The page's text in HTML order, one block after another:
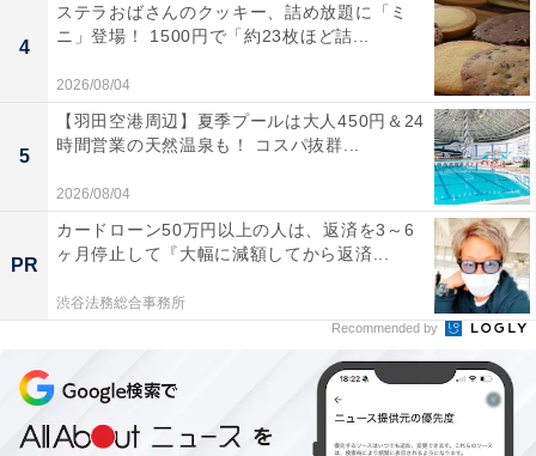
こちらもおすすめ
ホンダ「シビック」など3万車超がリコール対象
に！ 走行中にエンジンが停止して再始動できな
4
ステラおばさんのクッキー、詰め放題に「ミ
ニ」登場！ 1500円で「約23枚ほど詰...
2026/08/04
5
【羽田空港周辺】夏季プールは大人450円＆24
時間営業の天然温泉も！ コスパ抜群...
2026/08/04
PR
カードローン50万円以上の人は、返済を3～6
ヶ月停止して『大幅に減額してから返済...
渋谷法務総合事務所
Recommended by